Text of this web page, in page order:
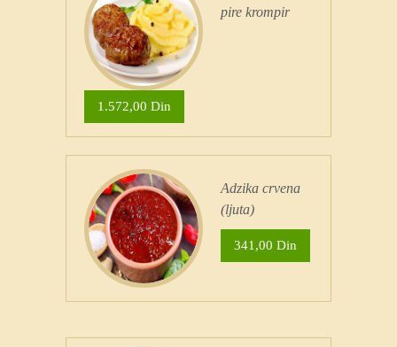
pire krompir
1.572,00 Din
Adzika crvena
(ljuta)
341,00 Din